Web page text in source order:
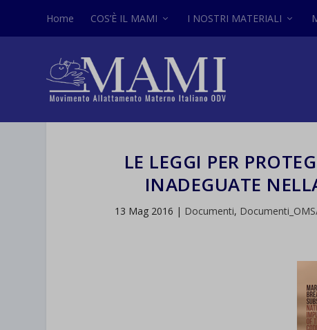
Home COS’È IL MAMI I NOSTRI MATERIALI
LE LEGGI PER
INADEGUATE
13 Mag 2016 | Documenti,